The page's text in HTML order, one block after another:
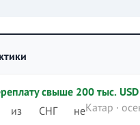
свыше 200 тыс. USD
Катар ·
из СНГ не